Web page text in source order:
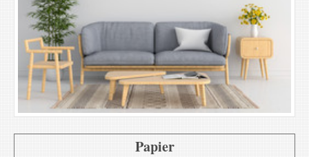
Papier